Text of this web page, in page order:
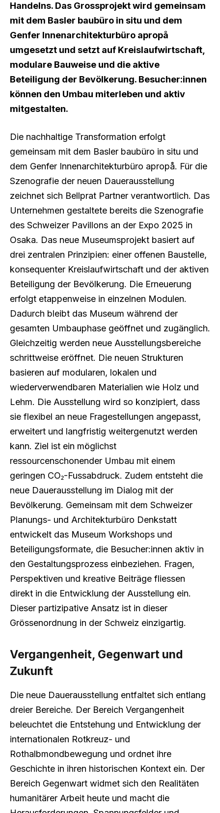
Handelns. Das Grossprojekt wird gemeinsam
mit dem Basler baubüro in situ und dem
Genfer Innenarchitekturbüro apropå
umgesetzt und setzt auf Kreislaufwirtschaft,
modulare Bauweise und die aktive
Beteiligung der Bevölkerung. Besucher:innen
können den Umbau miterleben und aktiv
mitgestalten.
Die nachhaltige Transformation erfolgt
gemeinsam mit dem Basler baubüro in situ und
dem Genfer Innenarchitekturbüro apropå. Für die
Szenografie der neuen Dauerausstellung
zeichnet sich Bellprat Partner verantwortlich. Das
Unternehmen gestaltete bereits die Szenografie
des Schweizer Pavillons an der Expo 2025 in
Osaka. Das neue Museumsprojekt basiert auf
drei zentralen Prinzipien: einer offenen Baustelle,
konsequenter Kreislaufwirtschaft und der aktiven
Beteiligung der Bevölkerung. Die Erneuerung
erfolgt etappenweise in einzelnen Modulen.
Dadurch bleibt das Museum während der
gesamten Umbauphase geöffnet und zugänglich.
Gleichzeitig werden neue Ausstellungsbereiche
schrittweise eröffnet. Die neuen Strukturen
basieren auf modularen, lokalen und
wiederverwendbaren Materialien wie Holz und
Lehm. Die Ausstellung wird so konzipiert, dass
sie flexibel an neue Fragestellungen angepasst,
erweitert und langfristig weitergenutzt werden
kann. Ziel ist ein möglichst
ressourcenschonender Umbau mit einem
geringen CO₂-Fussabdruck. Zudem entsteht die
neue Dauerausstellung im Dialog mit der
Bevölkerung. Gemeinsam mit dem Schweizer
Planungs- und Architekturbüro Denkstatt
entwickelt das Museum Workshops und
Beteiligungsformate, die Besucher:innen aktiv in
den Gestaltungsprozess einbeziehen. Fragen,
Perspektiven und kreative Beiträge fliessen
direkt in die Entwicklung der Ausstellung ein.
Dieser partizipative Ansatz ist in dieser
Grössenordnung in der Schweiz einzigartig.
Vergangenheit, Gegenwart und
Zukunft
Die neue Dauerausstellung entfaltet sich entlang
dreier Bereiche. Der Bereich Vergangenheit
beleuchtet die Entstehung und Entwicklung der
internationalen Rotkreuz- und
Rothalbmondbewegung und ordnet ihre
Geschichte in ihren historischen Kontext ein. Der
Bereich Gegenwart widmet sich den Realitäten
humanitärer Arbeit heute und macht die